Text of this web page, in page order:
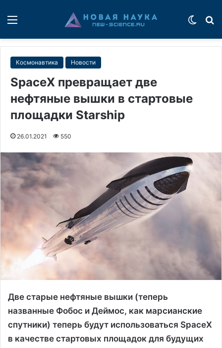
Космонавтика Новости
SpaceX превращает две
нефтяные вышки в стартовые
площадки Starship
26.01.2021 550
Две старые нефтяные вышки (теперь
названные Фобос и Деймос, как марсианские
спутники) теперь будут использоваться SpaceX
в качестве стартовых площадок для будущих